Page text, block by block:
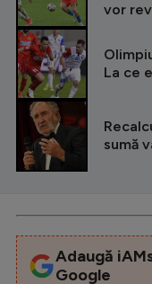
vor
La ce
sumă
Adaugă
Google